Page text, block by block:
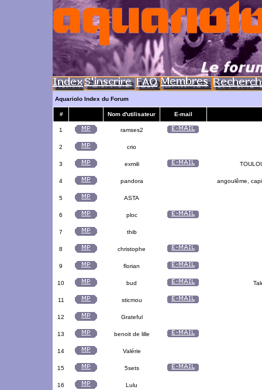
Aquariolo Index du Forum
# Nom d'utilisateur E-mail
1 ramses2
2 crio
3 exmili
4 pandora angoulême,
5 ASTA
6 ploc
7 thib
8 christophe
9 florian
10 bud
11 sticmou
12 Grateful
13 benoit de lille
14 Valérie
15 5sets
16 Lulu